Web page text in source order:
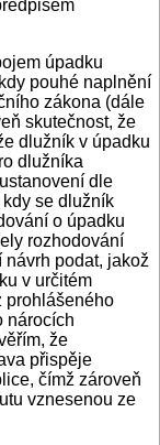
úpadku
pouhé naplnění
zákona (dále
skutečnost, že
dlužník v úpadku
dlužníka
dle
se dlužník
o úpadku
rozhodování
podat, jakož
v určitém
prohlášeného
nárocích
že
přispěje
čímž zároveň
vznesenou ze